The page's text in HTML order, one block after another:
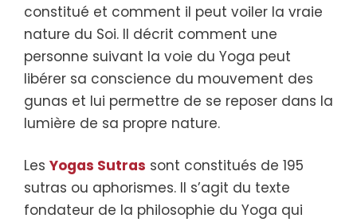
constitué et comment il peut voiler la vraie
nature du Soi. Il décrit comment une
personne suivant la voie du Yoga peut
libérer sa conscience du mouvement des
gunas et lui permettre de se reposer dans la
lumière de sa propre nature.
Les Yogas Sutras sont constitués de 195
sutras ou aphorismes. Il s’agit du texte
fondateur de la philosophie du Yoga qui